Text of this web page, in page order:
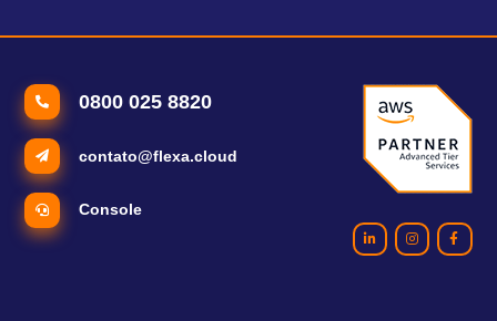
0800 025 8820
contato@flexa.cloud
Console